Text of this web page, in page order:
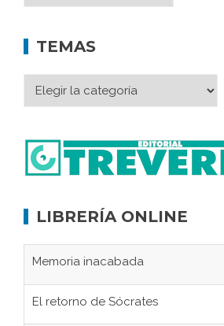
TEMAS
LIBRERÍA ONLINE
Memoria inacabada
El retorno de Sócrates